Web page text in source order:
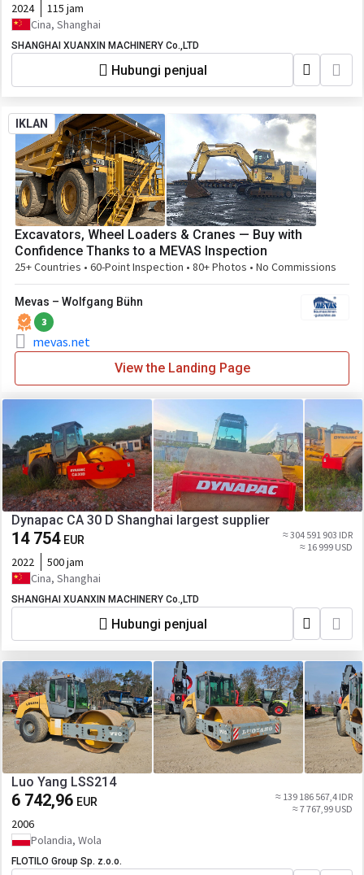
2024
115 jam
Cina, Shanghai
SHANGHAI XUANXIN MACHINERY Co.,LTD
Hubungi penjual
IKLAN
Excavators, Wheel Loaders & Cranes — Buy with
Confidence Thanks to a MEVAS Inspection
25+ Countries • 60-Point Inspection • 80+ Photos • No Commissions
Mevas – Wolfgang Bühn
3
mevas.net
View the Landing Page
Dynapac CA 30 D Shanghai largest supplier
14 754 EUR
≈ 304 591 903 IDR
≈ 16 999 USD
2022
500 jam
Cina, Shanghai
SHANGHAI XUANXIN MACHINERY Co.,LTD
Hubungi penjual
Luo Yang LSS214
6 742,96 EUR
≈ 139 186 567,4 IDR
≈ 7 767,99 USD
2006
Polandia, Wola
FLOTILO Group Sp. z.o.o.